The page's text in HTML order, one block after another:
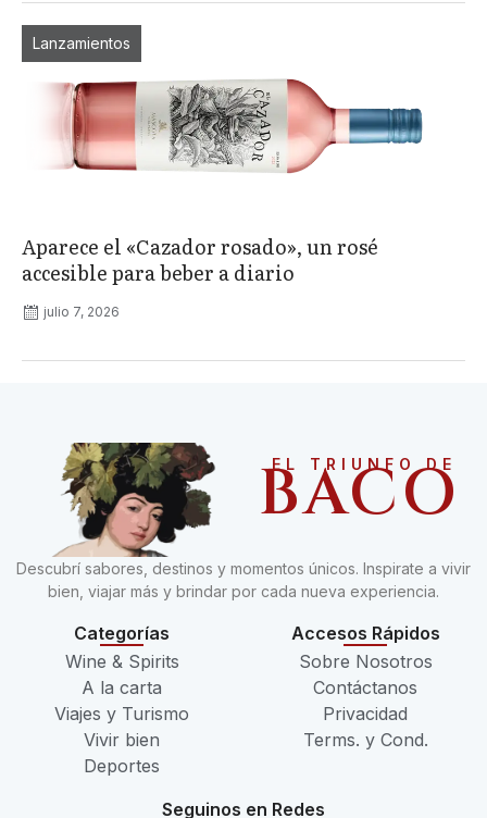
Lanzamientos
Aparece el «Cazador rosado», un rosé
accesible para beber a diario
julio 7, 2026
EL TRIUNFO DE
BACO
Descubrí sabores, destinos y momentos únicos. Inspirate a vivir
bien, viajar más y brindar por cada nueva experiencia.
Categorías
Wine & Spirits
A la carta
Viajes y Turismo
Vivir bien
Deportes
Accesos Rápidos
Sobre Nosotros
Contáctanos
Privacidad
Terms. y Cond.
Seguinos en Redes